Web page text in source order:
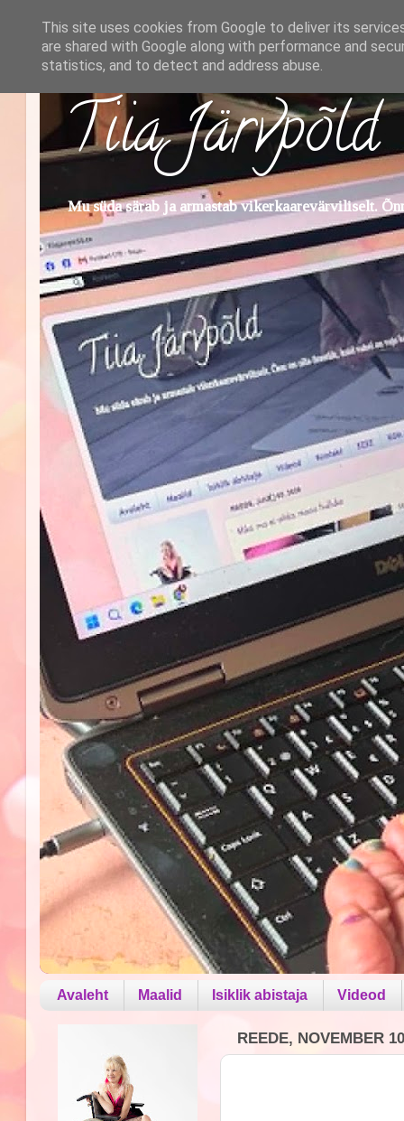
Tiia Järvpõld
Mu süda särab ja armastab vikerkaarevärviliselt.
Avaleht Maalid Isiklik abistaja Videod
REEDE, NOVEMBER
This site uses cookies from Google to deliver its
are shared with Google along with performance and
statistics, and to detect and address abuse.